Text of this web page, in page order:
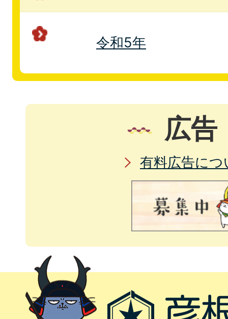
令和5年
広告
有料広告につ